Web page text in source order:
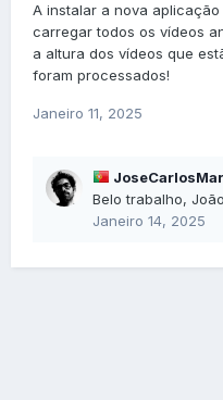
A instalar a nova aplicação
carregar todos os vídeos
a altura dos vídeos que
foram processados!
Janeiro 11, 2025
Belo trabalho,
Janeiro 14, 2025